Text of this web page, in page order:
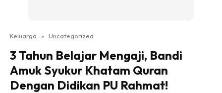
Keluarga » Uncategorized
3 Tahun Belajar Mengaji, Bandi
Amuk Syukur Khatam Quran
Dengan Didikan PU Rahmat!